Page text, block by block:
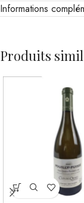
Informations
Produits